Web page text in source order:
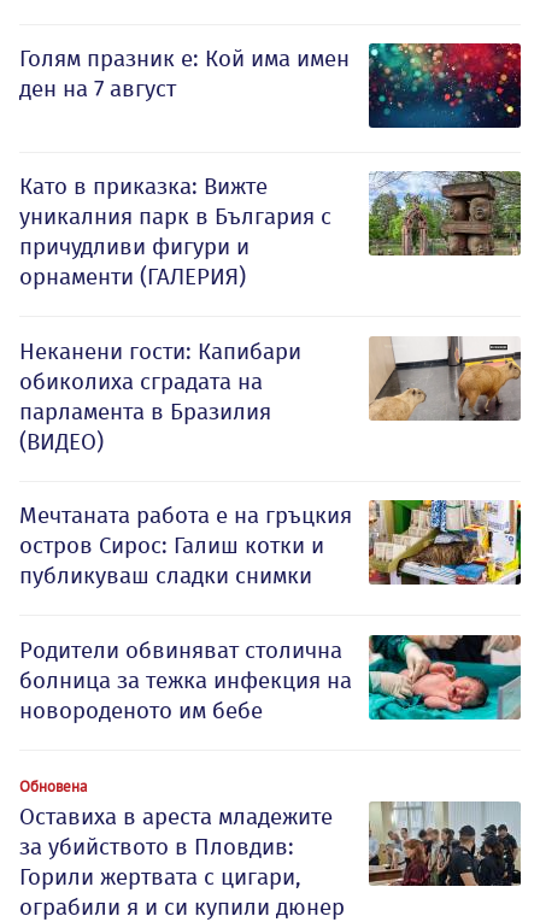
Голям празник е: Кой има имен
ден на 7 август
Като в приказка: Вижте
уникалния парк в България с
причудливи фигури и
орнаменти (ГАЛЕРИЯ)
Неканени гости: Капибари
обиколиха сградата на
парламента в Бразилия
(ВИДЕО)
Мечтаната работа е на гръцкия
остров Сирос: Галиш котки и
публикуваш сладки снимки
Родители обвиняват столична
болница за тежка инфекция на
новороденото им бебе
Обновена
Оставиха в ареста младежите
за убийството в Пловдив:
Горили жертвата с цигари,
ограбили я и си купили дюнер